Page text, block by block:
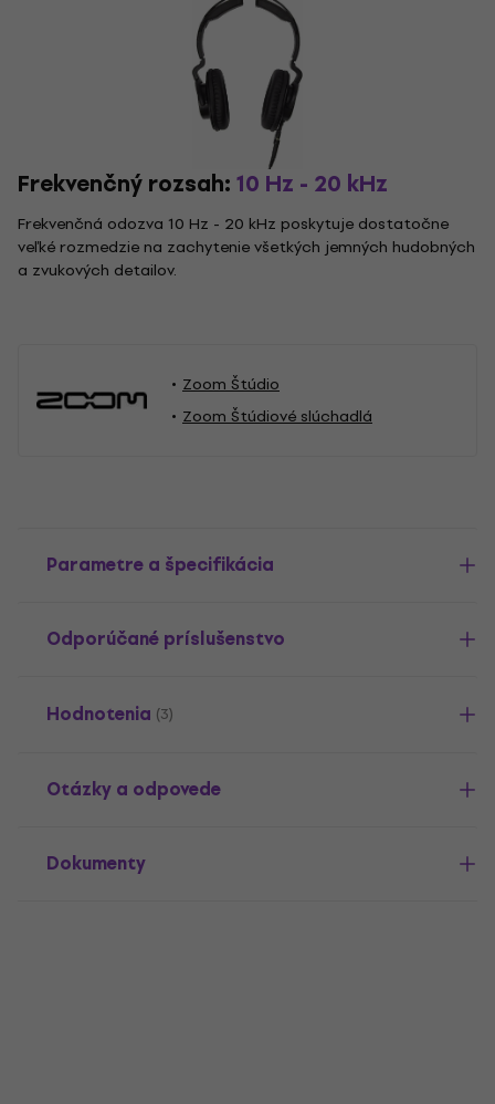
Frekvenčný rozsah:10 Hz - 20 kHz
Frekvenčná odozva 10 Hz - 20 kHz poskytuje dostatočne
veľké rozmedzie na zachytenie všetkých jemných hudobných
a zvukových detailov.
Zoom Štúdio
Zoom Štúdiové slúchadlá
Parametre a špecifikácia
Odporúčané príslušenstvo
Hodnotenia (3)
Otázky a odpovede
Dokumenty